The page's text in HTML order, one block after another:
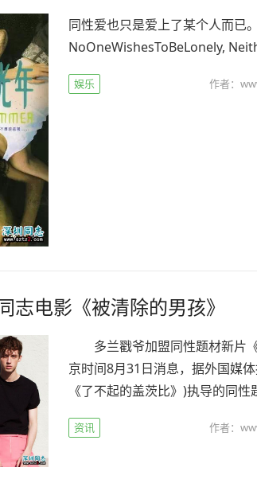
同性爱也只是爱上了某个人而已
NoOneWishesToBeLonely,
娱乐 作者：
志电影《被清除的男孩》
多兰戳爷加盟同性题材新片
京时间8月31日消息，据外国媒
《了不起的盖茨比》)执导的同性
资讯 作者：